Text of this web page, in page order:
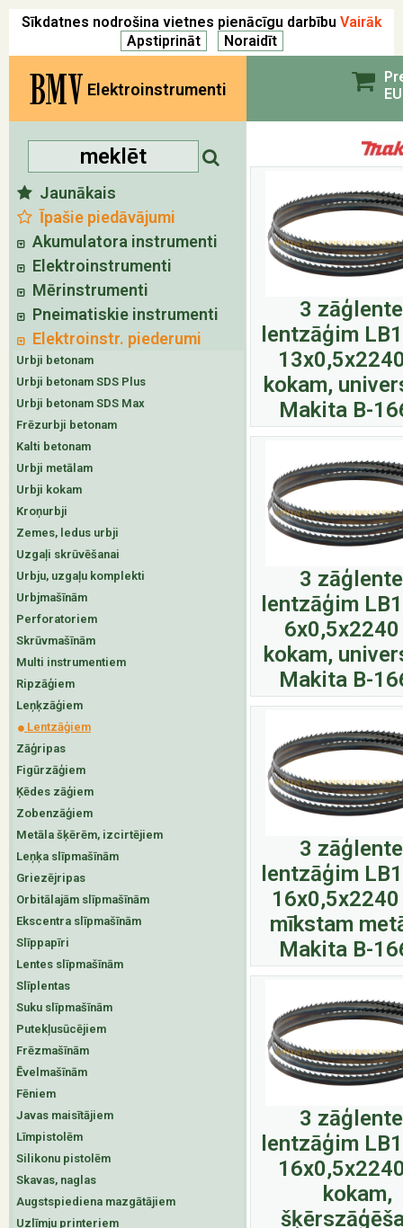
Sīkdatnes nodrošina vietnes pienācīgu darbību Vairāk
BMV Elektroinstrumenti
Jaunākais
Īpašie piedāvājumi
Akumulatora instrumenti
Elektroinstrumenti
Mērinstrumenti
Pneimatiskie instrumenti
Elektroinstr. piederumi
Urbji betonam
Urbji betonam SDS Plus
Urbji betonam SDS Max
Frēzurbji betonam
Kalti betonam
Urbji metālam
Urbji kokam
Kroņurbji
Zemes, ledus urbji
Uzgaļi skrūvēšanai
Urbju, uzgaļu komplekti
Urbjmašīnām
Perforatoriem
Skrūvmašīnām
Multi instrumentiem
Ripzāģiem
Leņķzāģiem
Lentzāģiem
Zāģripas
Figūrzāģiem
Ķēdes zāģiem
Zobenzāģiem
Metāla šķērēm, izcirtējiem
Leņķa slīpmašīnām
Griezējripas
Orbitālajām slīpmašīnām
Ekscentra slīpmašīnām
Slīppapīri
Lentes slīpmašīnām
Slīplentas
Suku slīpmašīnām
Putekļusūcējiem
Frēzmašīnām
Ēvelmašīnām
Fēniem
Javas maisītājiem
Līmpistolēm
Silikonu pistolēm
Skavas, naglas
Augstspiediena mazgātājiem
Uzlīmju printeriem
3
lentzāģim
kokam,
Makita B-
3
lentzāģim
kokam,
Makita B-
3
lentzāģim
mīkstam
Makita B-
3
lentzāģim
kokam,